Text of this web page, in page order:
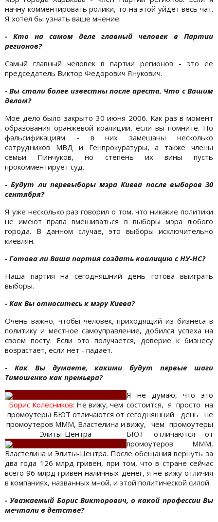
начну комментировать ролики, то на этой уйдет весь чат.
Я хотел бы узнать ваше мнение.
- Кто на самом деле главный человек в Партии
регионов?
Самый главный человек в партии регионов - это ее
председатель Виктор Федорович Янукович.
- Вы стали более известны после ареста. Что с Вашим
делом?
Мое дело было закрыто 30 июня 2006. Как раз в момент
образования оранжевой коалиции, если вы помните. По
фальсификациям - в них замешаны несколько
сотрудников МВД и Генпрокуратуры, а также члены
семьи Пинчуков, но степень их вины пусть
прокомментирует суд.
- Будут ли перевыборы мэра Киева после выборов 30
сентября?
Я уже несколько раз говорил о том, что никакие политики
не имеют права вмешиваться в выборы мэра любого
города. В данном случае, это выборы исключительно
киевлян.
- Готова ли Ваша партия создать коалицию с НУ-НС?
Наша партия на сегодняшний день готова выиграть
выборы.
- Как Вы относитесь к мэру Киева?
Очень важно, чтобы человек, приходящий из бизнеса в
политику и местное самоуправление, добился успеха на
своем посту. Если это получается, доверие к бизнесу
возрастает, если нет - падает.
- Как Вы думаете, какими будут первые шаги
Тимошенко как премьера?
Борис Колесникoв: Не вижу, чем
промоутеры БЮТ отличаются от
промоутеров МММ, Властелина и
Элиты-Центра
Я не думаю, что это
состоится, я просто на
сегодняшний день не
вижу, чем промоутеры
БЮТ отличаются от
промоутеров МММ,
Властелина и Элиты-Центра. После обещания вернуть за
два года 126 млрд гривен, при том, что в стране сейчас
всего 96 млрд гривен наличных денег, я не вижу отличия
в компаниях, названных мной, и этой политической силой.
- Уважаемый Борис Викторович, о какой профессии Вы
мечтали в детстве?